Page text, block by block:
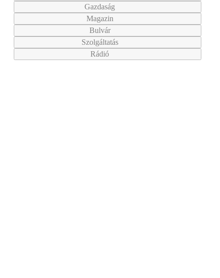
Gazdaság
Magazin
Bulvár
Szolgáltatás
Rádió